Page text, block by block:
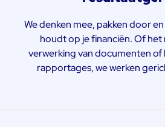
We denken mee, pakken door
houdt op je financiën. Of het
verwerking van documenten of
rapportages, we werken